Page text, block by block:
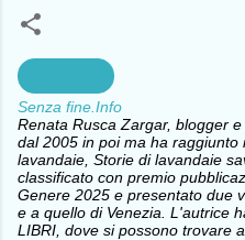
Senza fine.Info
Renata Rusca Zargar, blogger
dal 2005 in poi ma ha
lavandaie, Storie di lavandaie
classificato con premio
Genere 2025 e presentato due
e a quello di Venezia. L'autrice
LIBRI, dove si possono trovare